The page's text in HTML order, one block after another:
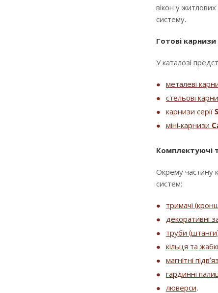
вікон у
систему.
Готові
У каталозі
металеві
стельові
карнизи серії
міні-карнизи
Комплектуючі
Окрему частину
систем:
тримачі
декоративні
труби
кільця та
магнітні
гардинні
люверси.